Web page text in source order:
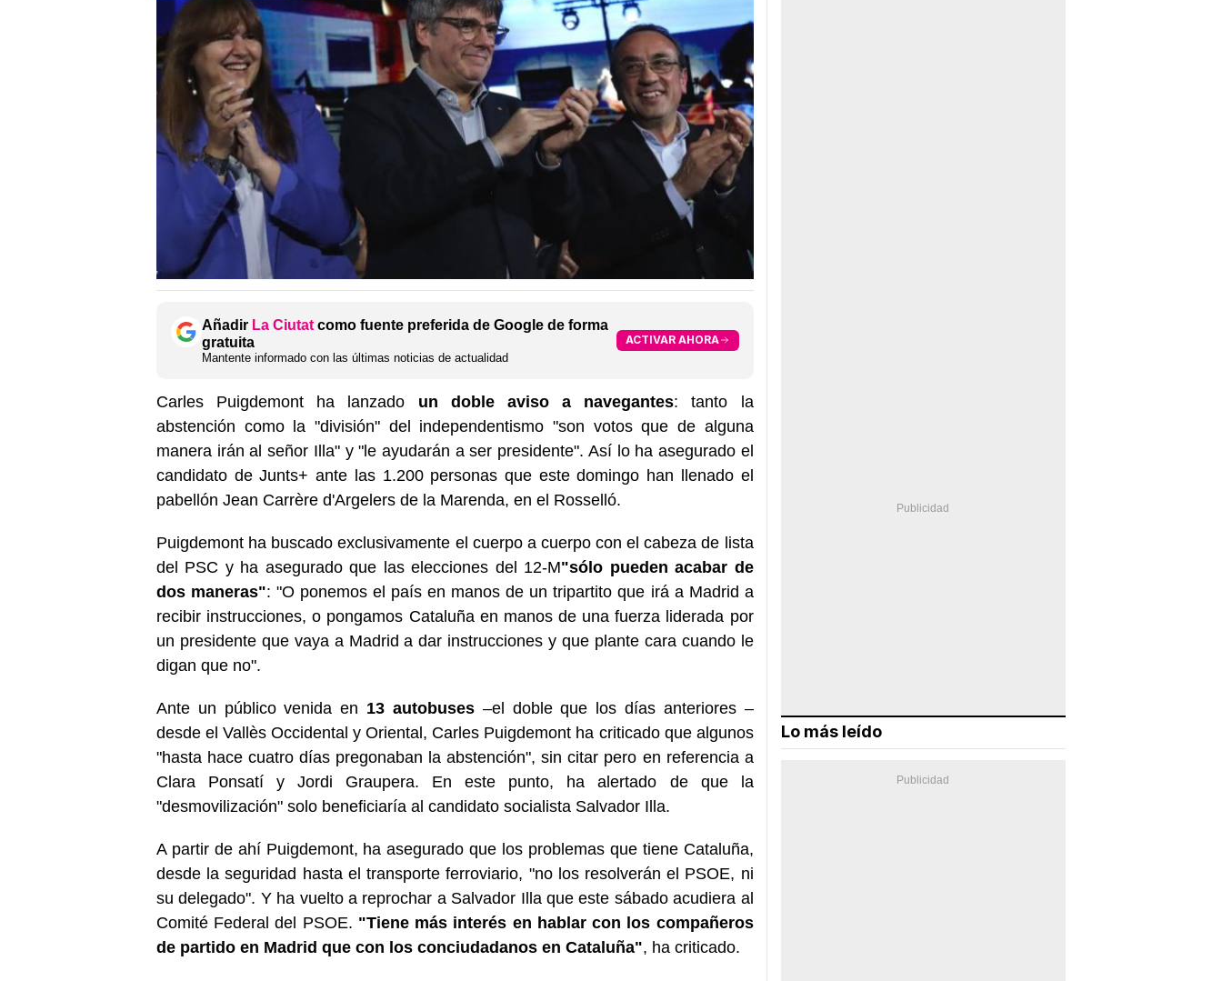
Añadir La Ciutat como fuente preferida de Google de forma
gratuita
Mantente informado con las últimas noticias de actualidad
ACTIVAR AHORA
Carles Puigdemont ha lanzado un doble aviso a navegantes: tanto la
abstención como la "división" del independentismo "son votos que de alguna
manera irán al señor Illa" y "le ayudarán a ser presidente". Así lo ha asegurado el
candidato de Junts+ ante las 1.200 personas que este domingo han llenado el
pabellón Jean Carrère d'Argelers de la Marenda, en el Rosselló.
Puigdemont ha buscado exclusivamente el cuerpo a cuerpo con el cabeza de lista
del PSC y ha asegurado que las elecciones del 12-M"sólo pueden acabar de
dos maneras": "O ponemos el país en manos de un tripartito que irá a Madrid a
recibir instrucciones, o pongamos Cataluña en manos de una fuerza liderada por
un presidente que vaya a Madrid a dar instrucciones y que plante cara cuando le
digan que no".
Ante un público venida en 13 autobuses–el doble que los días anteriores –
desde el Vallès Occidental y Oriental, Carles Puigdemont ha criticado que algunos
"hasta hace cuatro días pregonaban la abstención", sin citar pero en referencia a
Clara Ponsatí y Jordi Graupera. En este punto, ha alertado de que la
"desmovilización" solo beneficiaría al candidato socialista Salvador Illa.
A partir de ahí Puigdemont, ha asegurado que los problemas que tiene Cataluña,
desde la seguridad hasta el transporte ferroviario, "no los resolverán el PSOE, ni
su delegado". Y ha vuelto a reprochar a Salvador Illa que este sábado acudiera al
Comité Federal del PSOE. "Tiene más interés en hablar con los compañeros
de partido en Madrid que con los conciudadanos en Cataluña", ha criticado.
Lo más leído